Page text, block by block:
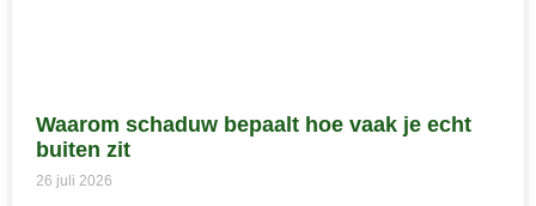
Waarom schaduw bepaalt hoe vaak je echt
buiten zit
26 juli 2026